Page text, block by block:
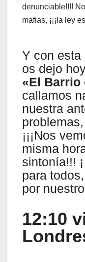
denunciable!!!!
mafias, ¡¡¡la ley
Y con esta
os dejo
«El Barrio
callamos
nuestra
¡¡¡Nos
misma
sintonía!!!
para
por
12:10